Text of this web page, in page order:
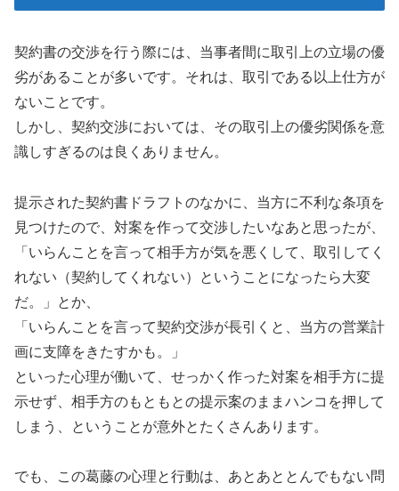
契約書の交渉を行う際には、当事者間に取引上の立場の優
劣があることが多いです。それは、取引である以上仕方が
ないことです。
しかし、契約交渉においては、その取引上の優劣関係を意
識しすぎるのは良くありません。
提示された契約書ドラフトのなかに、当方に不利な条項を
見つけたので、対案を作って交渉したいなあと思ったが、
「いらんことを言って相手方が気を悪くして、取引してく
れない（契約してくれない）ということになったら大変
だ。」とか、
「いらんことを言って契約交渉が長引くと、当方の営業計
画に支障をきたすかも。」
といった心理が働いて、せっかく作った対案を相手方に提
示せず、相手方のもともとの提示案のままハンコを押して
しまう、ということが意外とたくさんあります。
でも、この葛藤の心理と行動は、あとあととんでもない問